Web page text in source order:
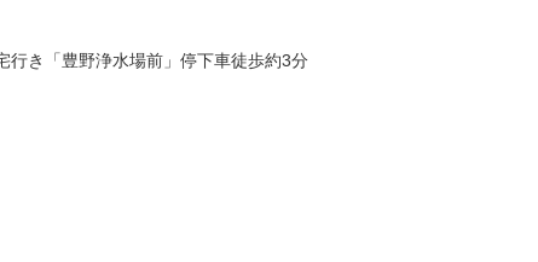
行き「豊野浄水場前」停下車徒歩約3分